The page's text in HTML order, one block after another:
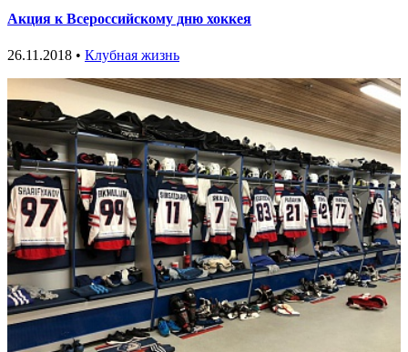
Акция к Всероссийскому дню хоккея
26.11.2018 • Клубная жизнь